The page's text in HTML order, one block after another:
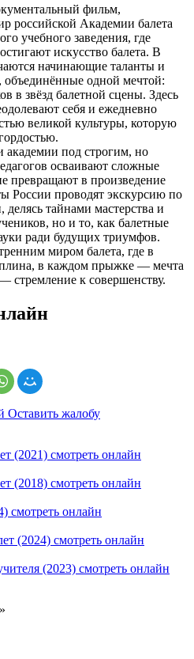
фильм,
российской Академии балета
учебного заведения, где
искусство балета. В
начинающие таланты и
одной мечтой:
в звёзд балетной сцены. Здесь
себя и ежедневно
великой культуры, которую
академии под строгим, но
осваивают сложные
превращают в произведение
России проводят экскурсию по
тайнами мастерства и
но и то, как балетные
ради будущих триумфов.
миром балета, где в
в каждом прыжке — мечта
стремление к совершенству.
Оставить жалобу